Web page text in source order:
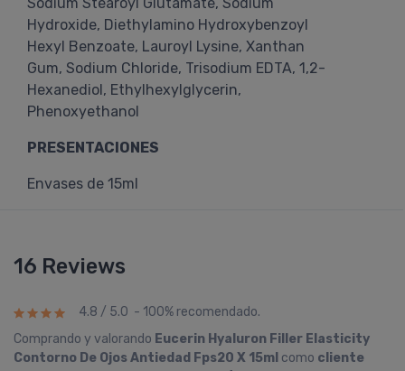
Hydroxide, Diethylamino Hydroxybenzoyl
Hexyl Benzoate, Lauroyl Lysine, Xanthan
Gum, Sodium Chloride, Trisodium EDTA, 1,2-
Hexanediol, Ethylhexylglycerin,
Phenoxyethanol
PRESENTACIONES
Envases de 15ml
16 Reviews
4.8 / 5.0 - 100% recomendado.
Comprando y valorando Eucerin Hyaluron Filler Elasticity
Contorno De Ojos Antiedad Fps20 X 15ml como cliente